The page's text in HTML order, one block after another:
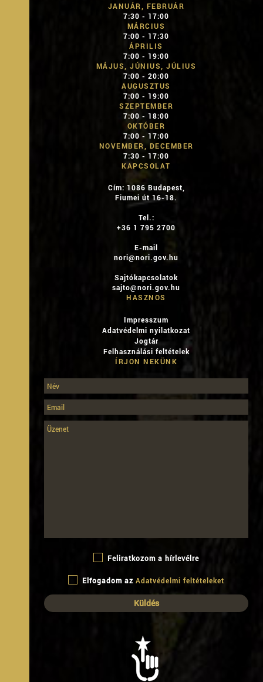
JANUÁR, FEBRUÁR
7:30 - 17:00
MÁRCIUS
7:00 - 17:30
ÁPRILIS
7:00 - 19:00
MÁJUS, JÚNIUS, JÚLIUS
7:00 - 20:00
AUGUSZTUS
7:00 - 19:00
SZEPTEMBER
7:00 - 18:00
OKTÓBER
7:00 - 17:00
NOVEMBER, DECEMBER
7:30 - 17:00
KAPCSOLAT
Cím: 1086 Budapest,
Fiumei út 16-18.
Tel.:
+36 1 795 2700
E-mail
nori@nori.gov.hu
Sajtókapcsolatok
sajto@nori.gov.hu
HASZNOS
Impresszum
Adatvédelmi nyilatkozat
Jogtár
Felhasználási feltételek
ÍRJON NEKÜNK
Feliratkozom a hírlevélre
Elfogadom az Adatvédelmi feltételeket